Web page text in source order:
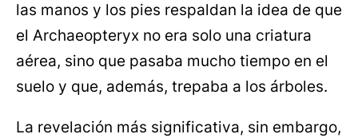
las manos y los pies respaldan la idea de que
el Archaeopteryx no era solo una criatura
aérea, sino que pasaba mucho tiempo en el
suelo y que, además, trepaba a los árboles.
La revelación más significativa, sin embargo,